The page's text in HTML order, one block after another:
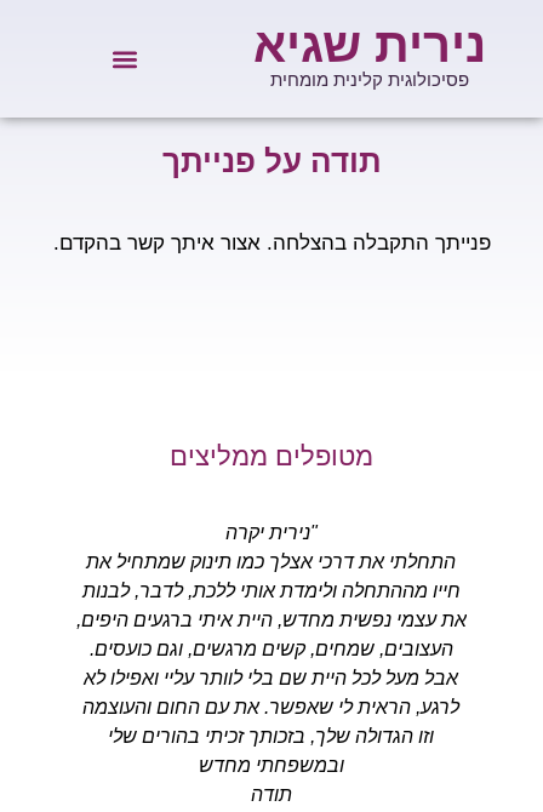
נירית שגיא
פסיכולוגית קלינית מומחית
תודה על פנייתך
פנייתך התקבלה בהצלחה. אצור איתך קשר בהקדם.
מטופלים ממליצים
"נירית יקרה
התחלתי את דרכי אצלך כמו תינוק שמתחיל את
חייו מההתחלה ולימדת אותי ללכת, לדבר, לבנות
את עצמי נפשית מחדש, היית איתי ברגעים היפים,
העצובים, שמחים, קשים מרגשים, וגם כועסים.
אבל מעל לכל היית שם בלי לוותר עליי ואפילו לא
לרגע, הראית לי שאפשר. את עם החום והעוצמה
וזו הגדולה שלך, בזכותך זכיתי בהורים שלי
ובמשפחתי מחדש
תודה